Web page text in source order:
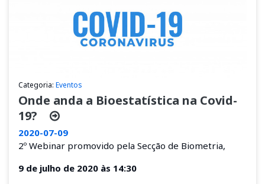
Categoria: Eventos
Onde anda a Bioestatística na Covid-
19?
2020-07-09
2º Webinar promovido pela Secção de Biometria,
9 de julho de 2020 às 14:30